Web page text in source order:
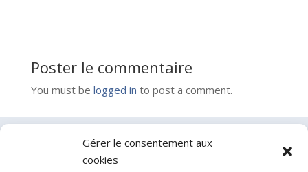
Gérer le consentement aux
cookies
Poster le commentaire
You must be logged in to post a comment.
Contactez-nous